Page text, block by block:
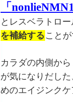
「
とレスベラトロ
を補給する ことが
カラダの内側から
が気になりだした
めのエイジンクケ